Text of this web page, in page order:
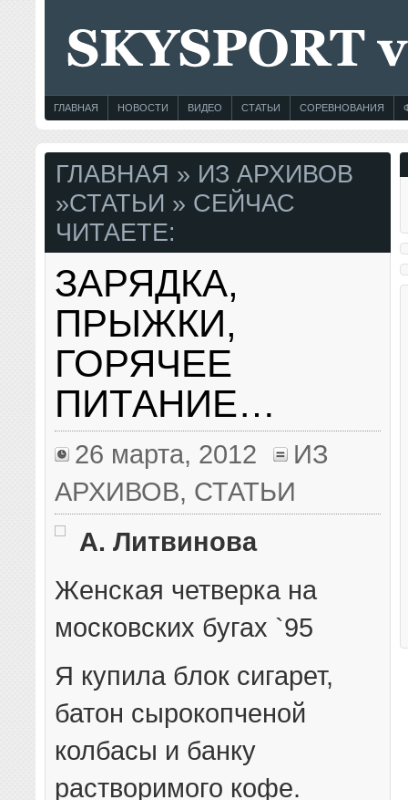
ГЛАВНАЯ НОВОСТИ ВИДЕО СТАТЬИ СОРЕВНОВАНИЯ
ГЛАВНАЯ » ИЗ АРХИВОВ
»СТАТЬИ » СЕЙЧАС
ЧИТАЕТЕ:
ЗАРЯДКА,
ПРЫЖКИ,
ГОРЯЧЕЕ
ПИТАНИЕ…
26 марта, 2012
ИЗ
АРХИВОВ, СТАТЬИ
А. Литвинова
Женская четверка на
московских бугах `95
Я купила блок сигарет,
батон сырокопченой
колбасы и банку
растворимого кофе.